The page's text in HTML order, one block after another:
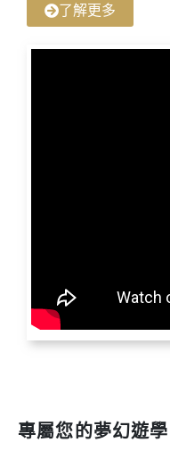
了解更多
專屬您的夢幻遊學